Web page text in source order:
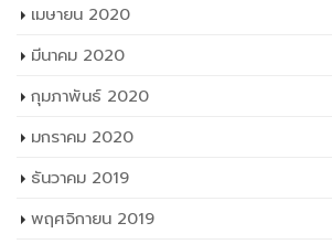
เมษายน 2020
มีนาคม 2020
กุมภาพันธ์ 2020
มกราคม 2020
ธันวาคม 2019
พฤศจิกายน 2019